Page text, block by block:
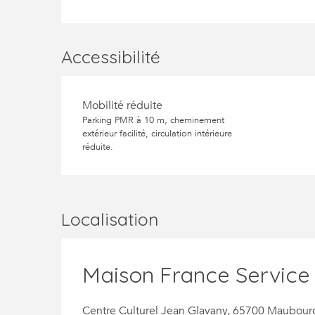
Accessibilité
Mobilité réduite
Parking PMR à 10 m, cheminement
extérieur facilité, circulation intérieure
réduite.
Localisation
Maison France Service
Centre Culturel Jean Glavany, 65700